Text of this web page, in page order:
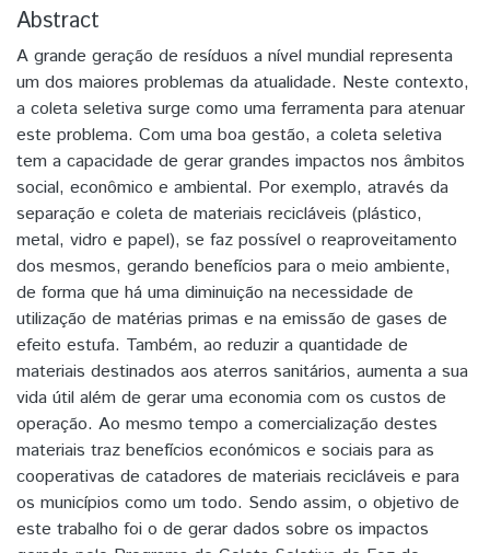
Abstract
A grande geração de resíduos a nível mundial representa
um dos maiores problemas da atualidade. Neste contexto,
a coleta seletiva surge como uma ferramenta para atenuar
este problema. Com uma boa gestão, a coleta seletiva
tem a capacidade de gerar grandes impactos nos âmbitos
social, econômico e ambiental. Por exemplo, através da
separação e coleta de materiais recicláveis (plástico,
metal, vidro e papel), se faz possível o reaproveitamento
dos mesmos, gerando benefícios para o meio ambiente,
de forma que há uma diminuição na necessidade de
utilização de matérias primas e na emissão de gases de
efeito estufa. Também, ao reduzir a quantidade de
materiais destinados aos aterros sanitários, aumenta a sua
vida útil além de gerar uma economia com os custos de
operação. Ao mesmo tempo a comercialização destes
materiais traz benefícios económicos e sociais para as
cooperativas de catadores de materiais recicláveis e para
os municípios como um todo. Sendo assim, o objetivo de
este trabalho foi o de gerar dados sobre os impactos